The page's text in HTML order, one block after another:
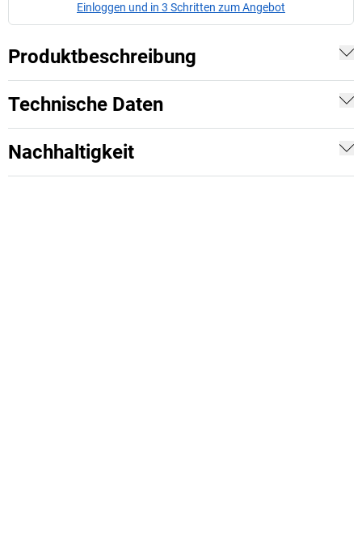
Einloggen und in 3 Schritten zum Angebot
Produktbeschreibung
Technische Daten
Nachhaltigkeit